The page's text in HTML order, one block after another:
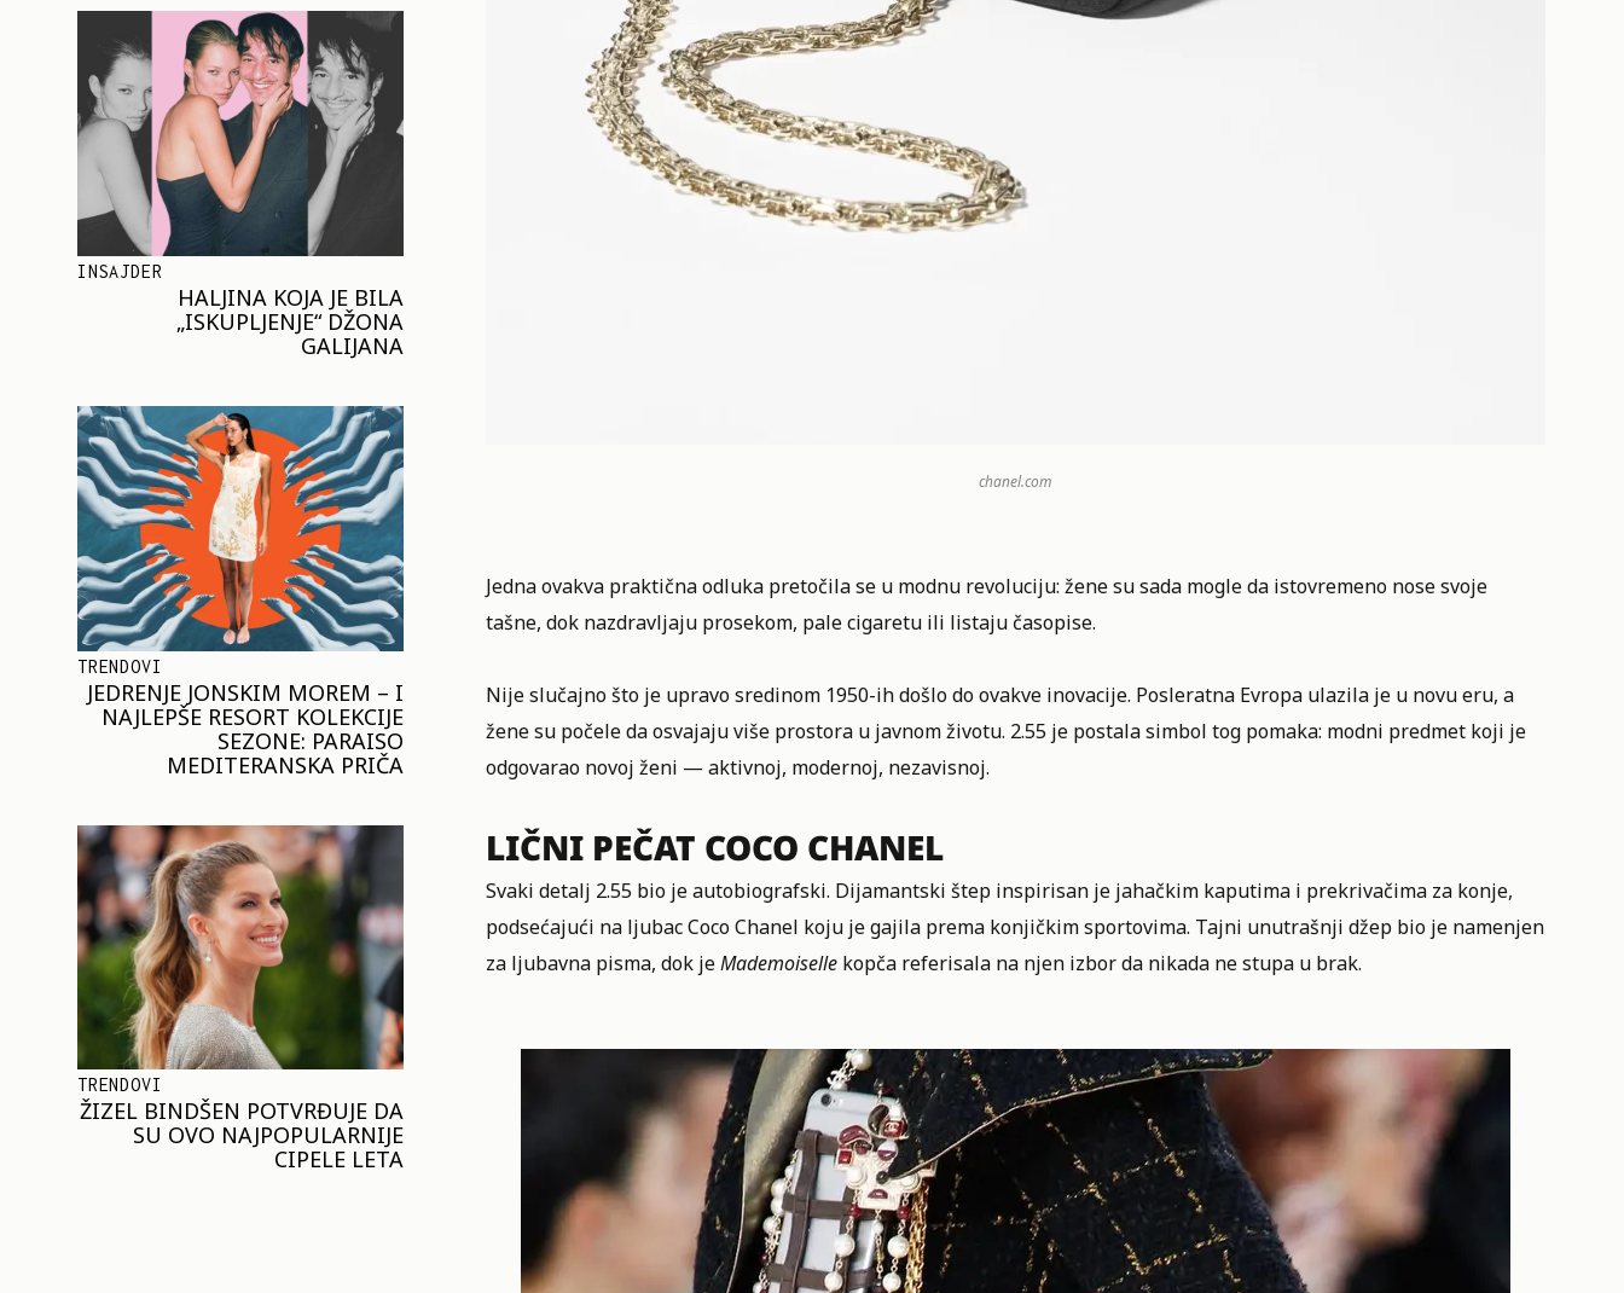
INSAJDER
HALJINA KOJA JE BILA
„ISKUPLJENJE“ DŽONA
GALIJANA
TRENDOVI
JEDRENJE JONSKIM MOREM – I
NAJLEPŠE RESORT KOLEKCIJE
SEZONE: PARAISO
MEDITERANSKA PRIČA
TRENDOVI
ŽIZEL BINDŠEN POTVRĐUJE DA
SU OVO NAJPOPULARNIJE
CIPELE LETA
chanel.com
Jedna ovakva praktična odluka pretočila se u modnu revoluciju: žene su sada mogle da istovremeno nose svoje
tašne, dok nazdravljaju prosekom, pale cigaretu ili listaju časopise.
Nije slučajno što je upravo sredinom 1950-ih došlo do ovakve inovacije. Posleratna Evropa ulazila je u novu eru, a
žene su počele da osvajaju više prostora u javnom životu. 2.55 je postala simbol tog pomaka: modni predmet koji je
odgovarao novoj ženi — aktivnoj, modernoj, nezavisnoj.
LIČNI PEČAT COCO CHANEL
Svaki detalj 2.55 bio je autobiografski. Dijamantski štep inspirisan je jahačkim kaputima i prekrivačima za konje,
podsećajući na ljubac Coco Chanel koju je gajila prema konjičkim sportovima. Tajni unutrašnji džep bio je namenjen
za ljubavna pisma, dok jeMademoisellekopča referisala na njen izbor da nikada ne stupa u brak.